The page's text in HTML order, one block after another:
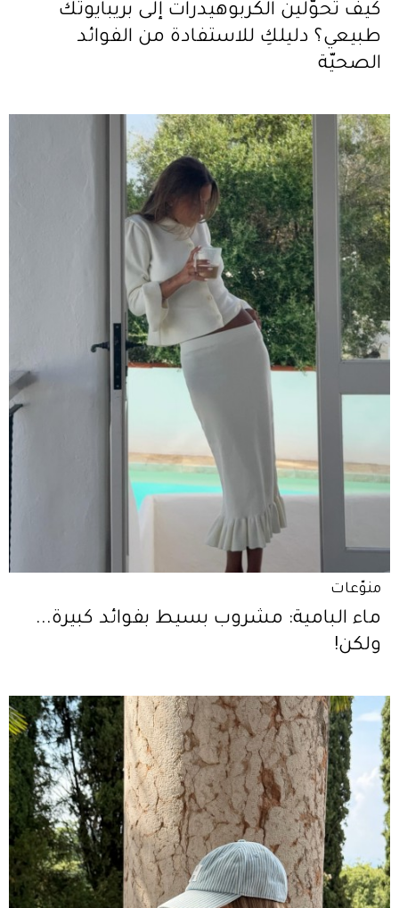
كيف تحوّلين الكربوهيدرات إلى بريبايوتك
طبيعي؟ دليلكِ للاستفادة من الفوائد
الصحيّة
منوّعات
ماء البامية: مشروب بسيط بفوائد كبيرة...
ولكن!